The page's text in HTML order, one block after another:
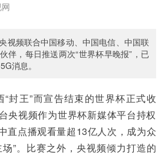
视频联合中国移动、中国电信、中国联
伴，每日推送两次“世界杯早晚报”，已
消息。
封王”而宣告结束的世界杯正式收
央视频作为世界杯新媒体平台持权
直点播观看量超13亿人次，成为众
”。比赛之外，央视频倾力打造的